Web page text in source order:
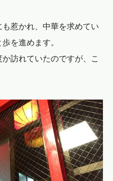
も惹かれ、中華を求めてい
を進めます。
訪れていたのですが、こ